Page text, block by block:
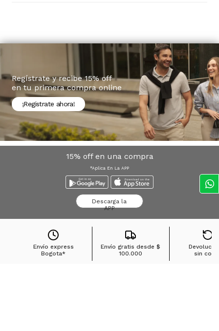
Regístrate y recibe 15% off
en tu primera compra online
¡Registrate ahora!
15% off en una compra
*Aplica En La APP
Descarga la
APP
Envío express
Bogota*
Envío gratis desde$
100.000
sin